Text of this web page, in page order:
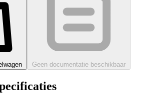
Geen documentatie beschikbaar